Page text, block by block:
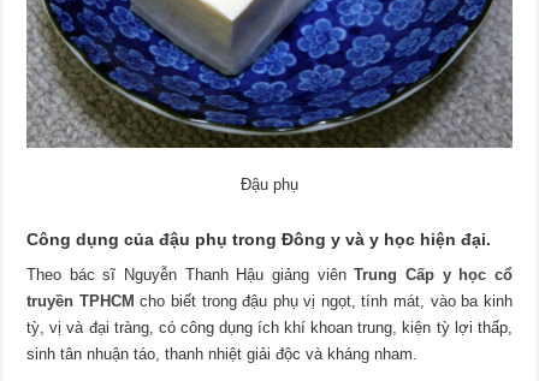
Đậu phụ
Công dụng của đậu phụ trong Đông y và y học hiện đại.
Theo bác sĩ Nguyễn Thanh Hậu giảng viênTrung Cấp y học cổ
truyền TPHCM cho biết trong đậu phụ vị ngọt, tính mát, vào ba kinh
tỳ, vị và đại tràng, có công dụng ích khí khoan trung, kiện tỳ lợi thấp,
sinh tân nhuận táo, thanh nhiệt giải độc và kháng nham.